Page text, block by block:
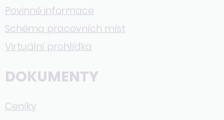
Povinné informace
Schéma pracovních míst
Virtuální prohlídka
DOKUMENTY
Ceníky